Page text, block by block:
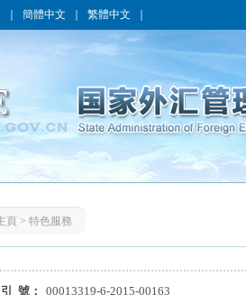
簡體中文 繁體中文
頁 > 特色服務
號：
00013319-6-2015-00163